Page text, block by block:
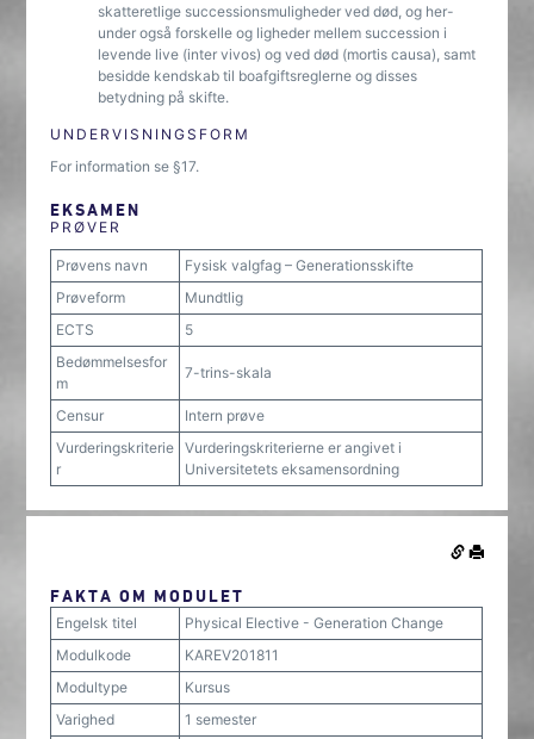
skatteretlige successionsmuligheder ved død, og her-
under også forskelle og ligheder mellem succession i
levende live (inter vivos) og ved død (mortis causa), samt
besidde kendskab til boafgiftsreglerne og disses
betydning på skifte.
UNDERVISNINGSFORM
For information se §17.
EKSAMEN
PRØVER
Prøvens navn
Fysisk valgfag – Generationsskifte
Prøveform
Mundtlig
ECTS
5
Bedømmelsesfor
m
7-trins-skala
Censur
Intern prøve
Vurderingskriterie
r
Vurderingskriterierne er angivet i
Universitetets eksamensordning
FAKTA OM MODULET
Engelsk titel
Physical Elective - Generation Change
Modulkode
KAREV201811
Modultype
Kursus
Varighed
1 semester